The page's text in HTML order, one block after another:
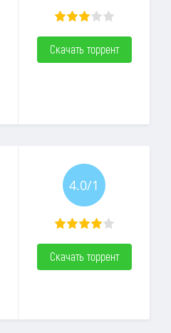
Скачать торрент
4.0/1
Скачать торрент